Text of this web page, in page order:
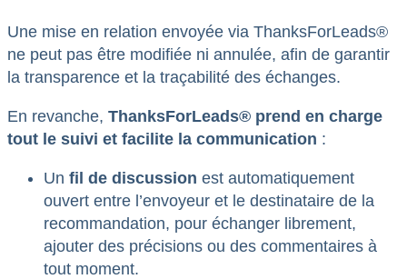
Une mise en relation envoyée via ThanksForLeads®
ne peut pas être modifiée ni annulée, afin de garantir
la transparence et la traçabilité des échanges.
En revanche, ThanksForLeads® prend en charge
tout le suivi et facilite la communication :
Un fil de discussion est automatiquement
ouvert entre l’envoyeur et le destinataire de la
recommandation, pour échanger librement,
ajouter des précisions ou des commentaires à
tout moment.